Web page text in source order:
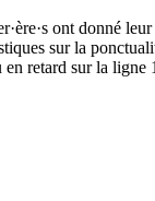
ont donné
sur la
en retard sur la ligne